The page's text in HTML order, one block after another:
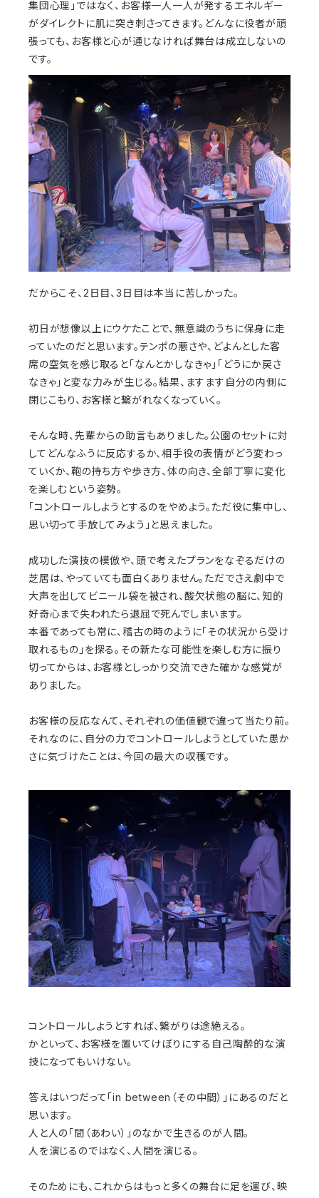
集団心理」ではなく、お客様一人一人が発するエネルギー
がダイレクトに肌に突き刺さってきます。どんなに役者が頑
張っても、お客様と心が通じなければ舞台は成立しないの
です。
だからこそ、2日目、3日目は本当に苦しかった。
初日が想像以上にウケたことで、無意識のうちに保身に走
っていたのだと思います。テンポの悪さや、どよんとした客
席の空気を感じ取ると「なんとかしなきゃ」「どうにか戻さ
なきゃ」と変な力みが生じる。結果、ますます自分の内側に
閉じこもり、お客様と繋がれなくなっていく。
そんな時、先輩からの助言もありました。公園のセットに対
してどんなふうに反応するか、相手役の表情がどう変わっ
ていくか、鞄の持ち方や歩き方、体の向き、全部丁寧に変化
を楽しむという姿勢。
「コントロールしようとするのをやめよう。ただ役に集中し、
思い切って手放してみよう」と思えました。
成功した演技の模倣や、頭で考えたプランをなぞるだけの
芝居は、やっていても面白くありません。ただでさえ劇中で
大声を出してビニール袋を被され、酸欠状態の脳に、知的
好奇心まで失われたら退屈で死んでしまいます。
本番であっても常に、稽古の時のように「その状況から受け
取れるもの」を探る。その新たな可能性を楽しむ方に振り
切ってからは、お客様としっかり交流できた確かな感覚が
ありました。
お客様の反応なんて、それぞれの価値観で違って当たり前。
それなのに、自分の力でコントロールしようとしていた愚か
さに気づけたことは、今回の最大の収穫です。
コントロールしようとすれば、繋がりは途絶える。
かといって、お客様を置いてけぼりにする自己陶酔的な演
技になってもいけない。
答えはいつだって「in between（その中間）」にあるのだと
思います。
人と人の「間（あわい）」のなかで生きるのが人間。
人を演じるのではなく、人間を演じる。
そのためにも、これからはもっと多くの舞台に足を運び、映